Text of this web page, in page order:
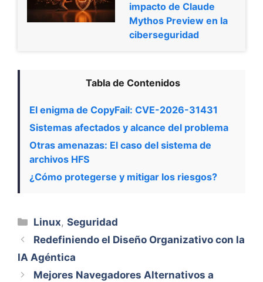
impacto de Claude
Mythos Preview en la
ciberseguridad
Tabla de Contenidos
El enigma de CopyFail: CVE-2026-31431
Sistemas afectados y alcance del problema
Otras amenazas: El caso del sistema de
archivos HFS
¿Cómo protegerse y mitigar los riesgos?
Categorías
Linux,Seguridad
Redefiniendo el Diseño Organizativo con la
IA Agéntica
Mejores Navegadores Alternativos a